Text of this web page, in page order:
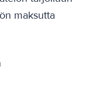
maksutta